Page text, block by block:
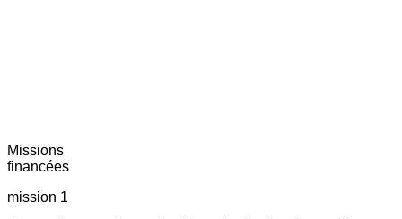
Missions
financées
mission 1